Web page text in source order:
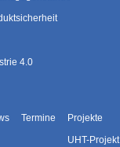
4.0
Termine
Projekte
UHT-Projekt